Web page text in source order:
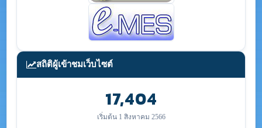
สถิติผู้เข้าชมเว็บไซต์
17,404
เริ่มต้น 1 สิงหาคม 2566